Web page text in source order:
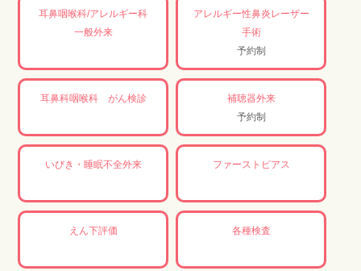
耳鼻咽喉科/アレルギー科
一般外来
アレルギー性鼻炎レーザー
手術
予約制
耳鼻科咽喉科 がん検診
補聴器外来
予約制
いびき・睡眠不全外来 ファーストピアス
えん下評価 各種検査